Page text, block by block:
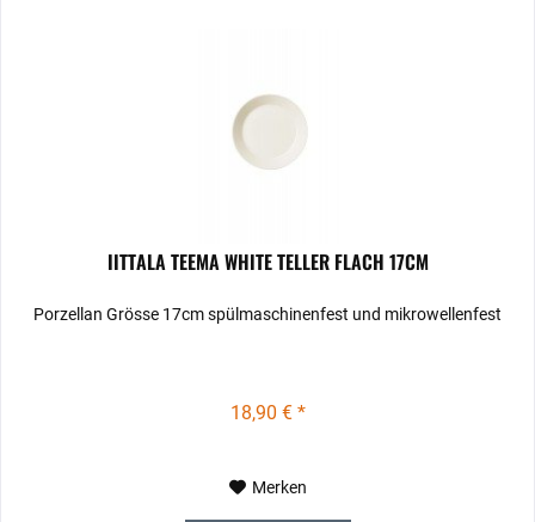
IITTALA TEEMA WHITE TELLER FLACH 17CM
Porzellan Grösse 17cm spülmaschinenfest und mikrowellenfest
18,90 € *
Merken